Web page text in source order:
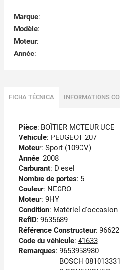
Marque:
Modèle:
Moteur:
Année:
FICHA TÉCNICA INFORMATIONS
Pièce: BOÎTIER MOTEUR UCE
Véhicule: PEUGEOT 207
Moteur: Sport (109CV)
Année: 2008
Carburant: Diesel
Nombre de portes: 5
Couleur: NEGRO
Moteur: 9HY
Condition: Matériel d'occasion
RefID: 9635689
Référence Constructeur:
Code du véhicule: 41633
Remarques: 9653958980
BOSCH 081013331